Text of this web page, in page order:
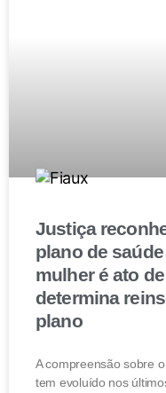
Justiça
plano de
mulher é ato
determina
plano
A compreensão sobre
tem evoluído nos